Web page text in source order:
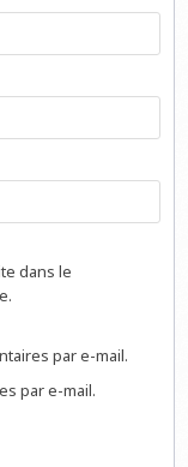
dans le
par e-mail.
par e-mail.